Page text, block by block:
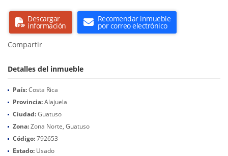
Descargar
información
Recomendar inmueble
por correo electrónico
Compartir
Detalles del inmueble
País:Costa Rica
Provincia:Alajuela
Ciudad:Guatuso
Zona:Zona Norte, Guatuso
Código:792653
Estado: Usado